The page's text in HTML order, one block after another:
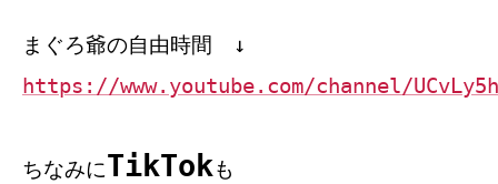
まぐろ爺の自由時間 ↓
https://www.youtube.com/channel/
ちなみにTikTokも